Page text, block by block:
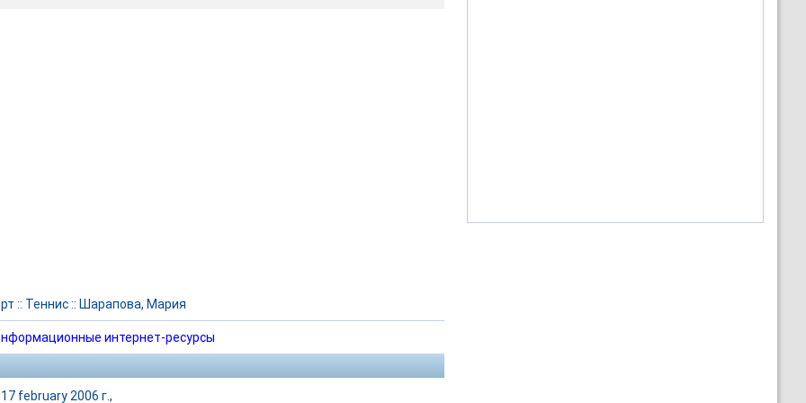
:: Теннис:: Шарапова, Мария
интернет-ресурсы
17 february 2006 г.,